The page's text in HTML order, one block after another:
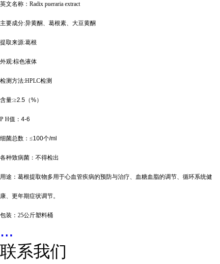
英文名称： Radix pueraria extract
主要成分:异黄酮、葛根素、大豆黄酮
提取来源:葛根
外观:棕色液体
检测方法:HPLC检测
含量:≥2.5 （%）
P H值： 4-6
细菌总数： ≤100个/ml
各种致病菌：不得检出
用途：葛根提取物多用于心血管疾病的预防与治疗、血糖血脂的调节、循环系统健
康、更年期症状调节。
包装： 25公斤塑料桶
...
联系我们